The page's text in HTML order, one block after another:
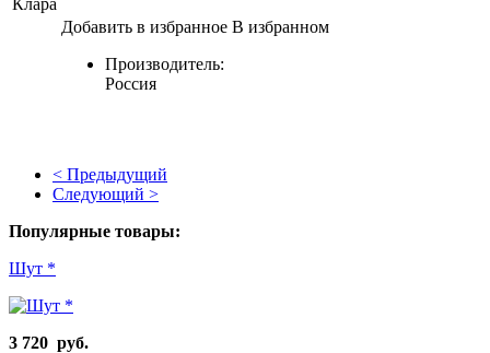
Добавить в избранное В избранном
Производитель:
Россия
< Предыдущий
Следующий >
Популярные товары:
Шут *
3 720 руб.